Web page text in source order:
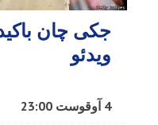
جکی چان
ویدئو
4 آوقوست 23:00